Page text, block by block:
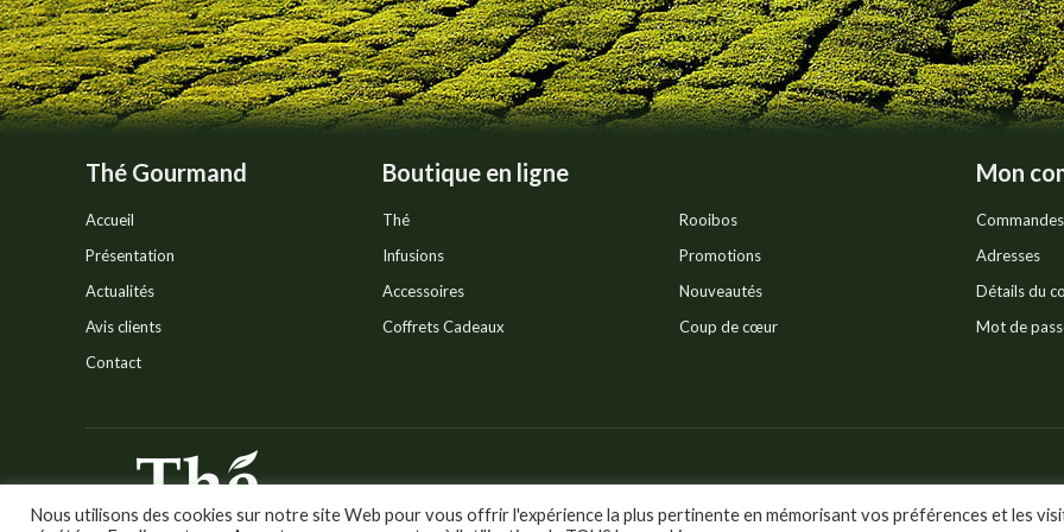
la
page
du
produit
la
page
du
produit
Thé Gourmand
Accueil
Présentation
Actualités
Avis clients
Contact
Boutique en ligne
Thé
Infusions
Accessoires
Coffrets Cadeaux
Rooibos
Promotions
Nouveautés
Coup de cœur
Mon
Commandes
Adresses
Détails du
Mot de
Nous utilisons des cookies sur notre site Web pour vous offrir l'expérience la plus pertinente en mémorisant vos préférences et les